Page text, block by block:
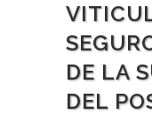
DE LA
DEL